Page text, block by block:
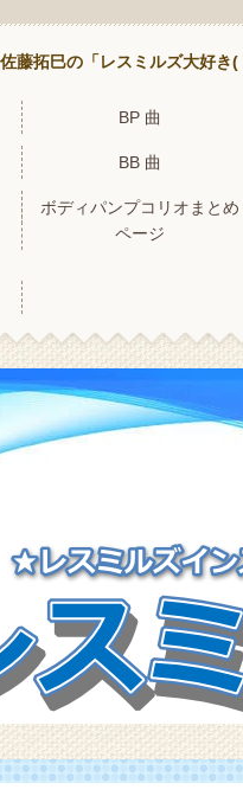
藤拓巳の「レスミルズ大好き(
BP 曲
BB 曲
ボディパンプコリオまとめ
ページ